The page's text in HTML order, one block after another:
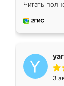
мебель за
Читать
3